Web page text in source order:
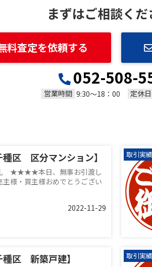
まずはご相談くだ
料査定を依頼する
052-508-
営業時間 9:30～18：00 定休日
区 区分マンション】
本日、無事お引渡し
主様・買主様おめでとうござい
2022-11-29
取引実績
区 新築戸建】 取引実績